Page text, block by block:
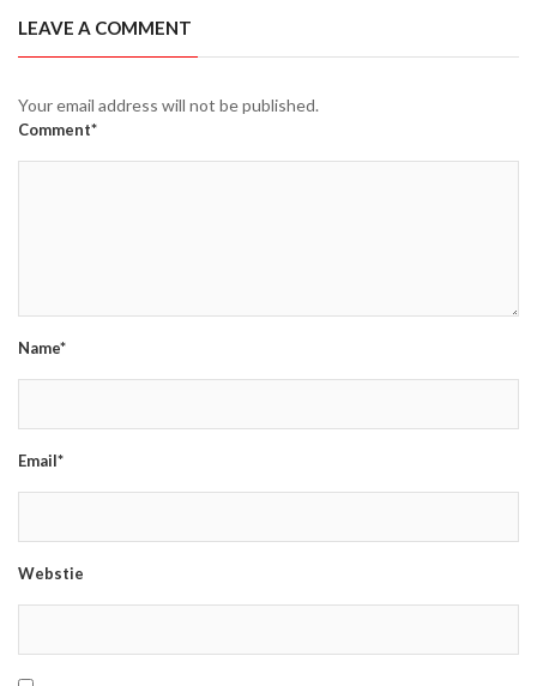
LEAVE A COMMENT
Your email address will not be published.
Comment*
Name*
Email*
Webstie